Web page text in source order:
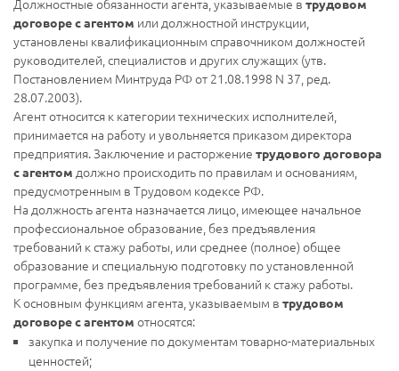
Должностные обязанности агента, указываемые в трудовом
договоре с агентом или должностной инструкции,
установлены квалификационным справочником должностей
руководителей, специалистов и других служащих (утв.
Постановлением Минтруда РФ от 21.08.1998 N 37, ред.
28.07.2003).
Агент относится к категории технических исполнителей,
принимается на работу и увольняется приказом директора
предприятия. Заключение и расторжение трудового договора
с агентом должно происходить по правилам и основаниям,
предусмотренным в Трудовом кодексе РФ.
На должность агента назначается лицо, имеющее начальное
профессиональное образование, без предъявления
требований к стажу работы, или среднее (полное) общее
образование и специальную подготовку по установленной
программе, без предъявления требований к стажу работы.
К основным функциям агента, указываемым в трудовом
договоре с агентом относятся:
закупка и получение по документам товарно-материальных
ценностей;